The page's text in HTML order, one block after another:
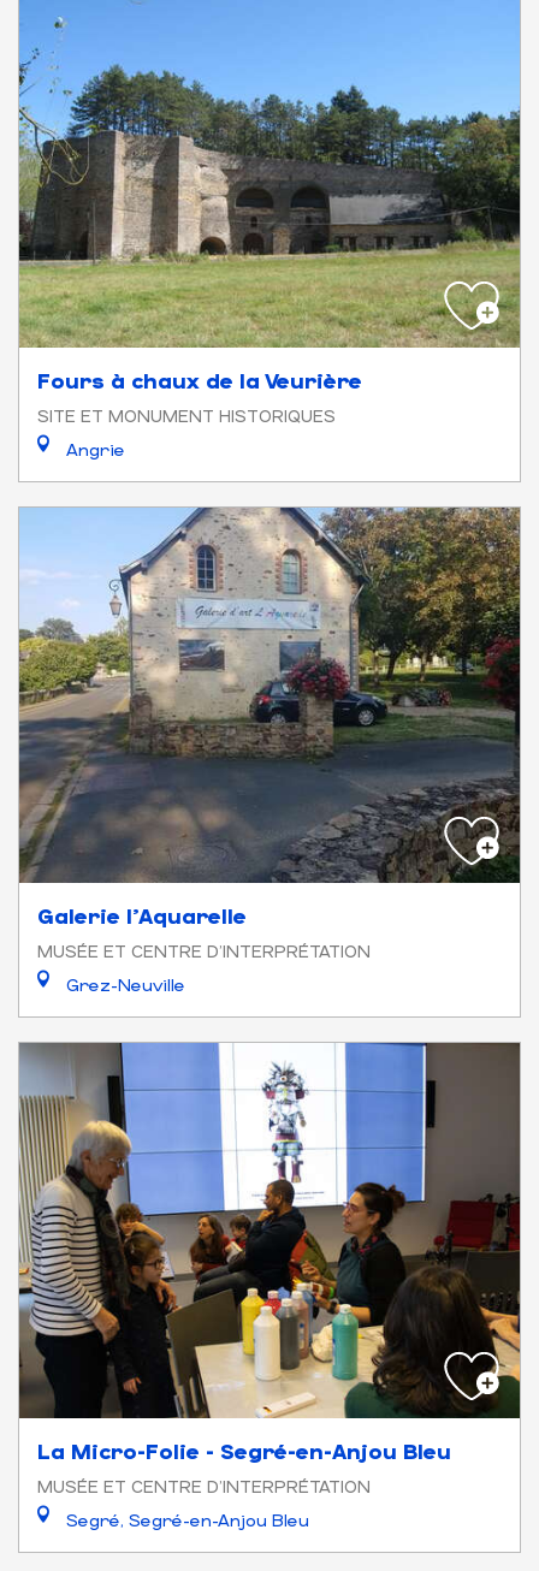
Fours à chaux de la Veurière
SITE ET MONUMENT HISTORIQUES
Angrie
Galerie l'Aquarelle
MUSÉE ET CENTRE D'INTERPRÉTATION
Grez-Neuville
La Micro-Folie - Segré-en-Anjou Bleu
MUSÉE ET CENTRE D'INTERPRÉTATION
Segré, Segré-en-Anjou Bleu